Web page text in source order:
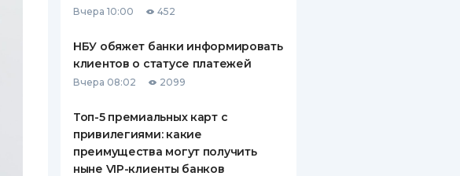
СТРАХОВАНИЮ
ВСЕ СТРАХОВЫЕ ПОЛИСЫ
ОТЗЫВЫ О СТРАХОВЫХ
КОМПАНИЯХ
Вчера 10:00 452
НБУ обяжет банки информировать
клиентов о статусе платежей
Вчера 08:02 2099
Топ-5 премиальных карт с
привилегиями: какие
преимущества могут получить
ныне VIP-клиенты банков